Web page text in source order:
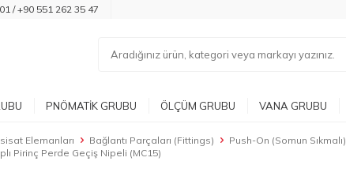
/ +90 551 262 35 47
PNÖMATIK GRUBU ÖLÇÜM GRUBU VANA GRUBU
Elemanları Bağlantı Parçaları (Fittings)
Push-On (Somun Sıkmalı)
Pirinç Perde Geçiş Nipeli (MC15)